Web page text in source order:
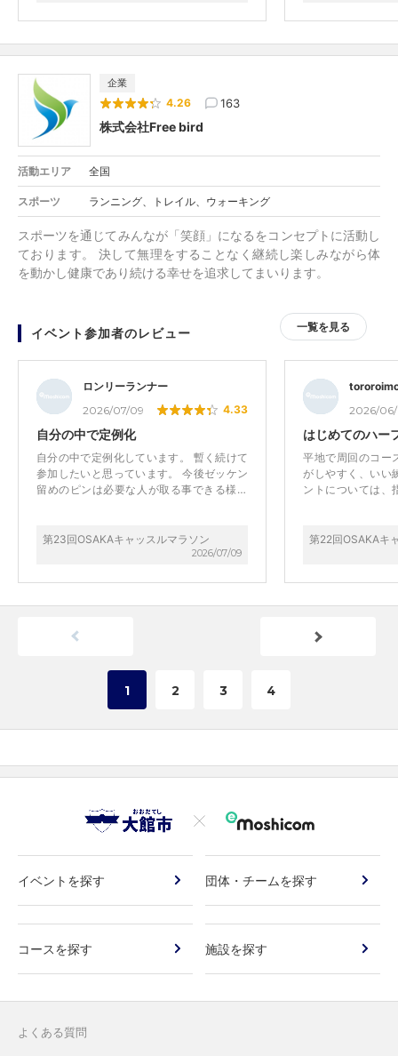
企業
4.26 163
株式会社Free bird
活動エリア 全国
スポーツ ランニング、トレイル、ウォーキング
スポーツを通じてみんなが「笑顔」になるをコンセプトに活動し
ております。 決して無理をすることなく継続し楽しみながら体
を動かし健康であり続ける幸せを追求してまいります。
イベント参加者のレビュー 一覧を見る
ロンリーランナー
2026/07/09
4.33
自分の中で定例化
自分の中で定例化しています。 暫く続けて
参加したいと思っています。 今後ゼッケン
留めのピンは必要な人が取る事できる様に
第23回OSAKAキャッスルマラソン
2026/07/09
2026/
はじめてのハー
平地で周回のコー
がしやすく、いい
ントについては、
第22回OSAKAキ
1 2 3 4
イベントを探す 団体・チームを探す
コースを探す 施設を探す
よくある質問